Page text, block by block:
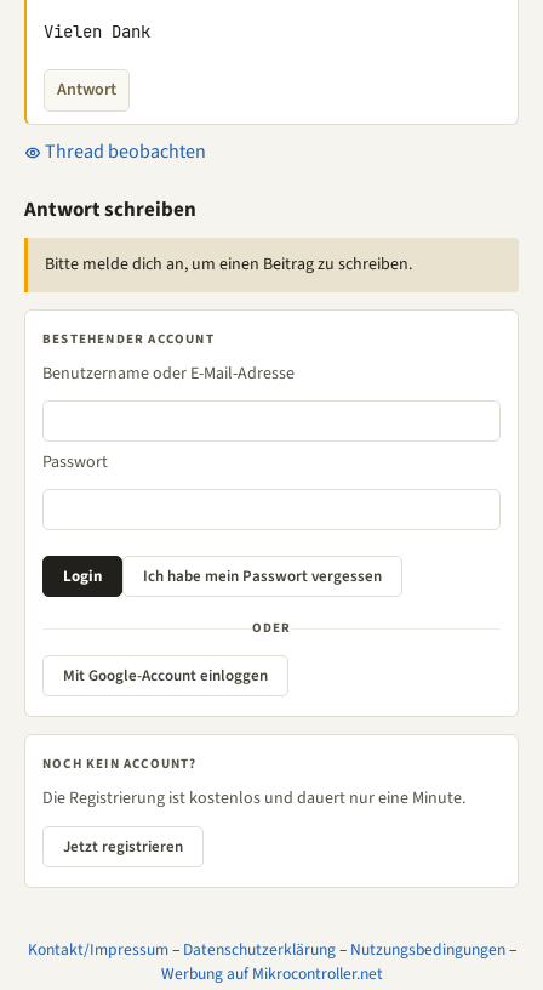
Vielen Dank
Antwort
Thread beobachten
Antwort schreiben
Bitte melde dich an, um einen Beitrag zu schreiben.
BESTEHENDER ACCOUNT
Benutzername oder E-Mail-Adresse
Passwort
ODER
Mit Google-Account einloggen
NOCH KEIN ACCOUNT?
Die Registrierung ist kostenlos und dauert nur eine Minute.
Jetzt registrieren
Kontakt/Impressum– Datenschutzerklärung– Nutzungsbedingungen–
Werbung auf Mikrocontroller.net